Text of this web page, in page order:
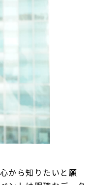
から知りたいと願